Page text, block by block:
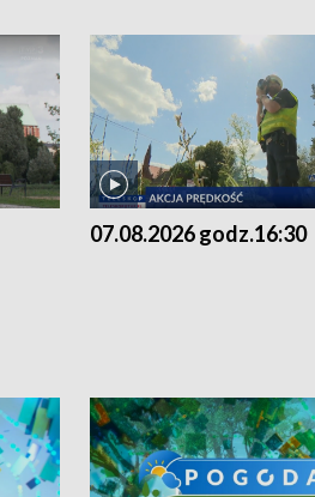
07.08.2026 godz.16:30